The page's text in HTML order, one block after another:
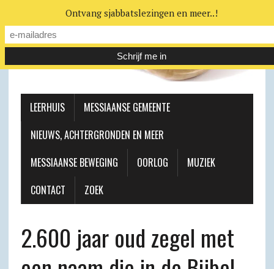
LEERHUIS
MESSIAANSE GEMEENTE
NIEUWS, ACHTERGRONDEN EN MEER
MESSIAANSE BEWEGING
OORLOG
MUZIEK
CONTACT
ZOEK
2.600 jaar oud zegel met
Ontvang sjabbatslezingen en meer..!